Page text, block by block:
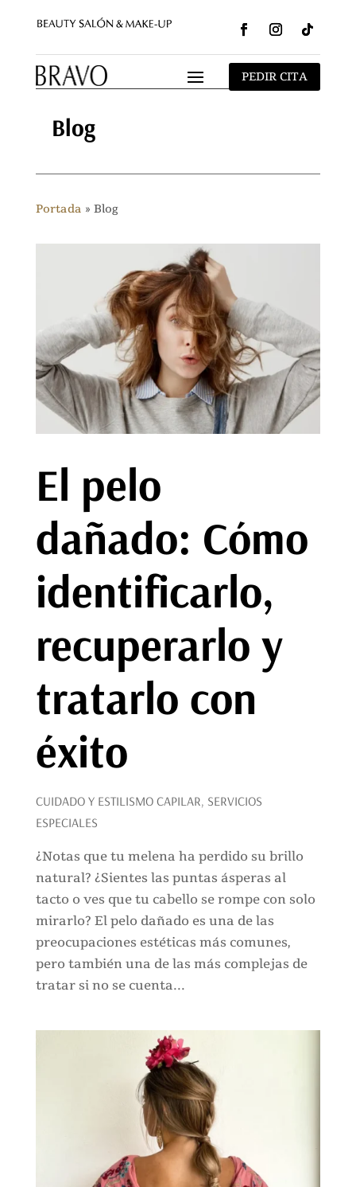
PEDIR CITA
Blog
Portada » Blog
El pelo
dañado: Cómo
identificarlo,
recuperarlo y
tratarlo con
éxito
CUIDADO Y ESTILISMO CAPILAR, SERVICIOS
ESPECIALES
¿Notas que tu melena ha perdido su brillo
natural? ¿Sientes las puntas ásperas al
tacto o ves que tu cabello se rompe con solo
mirarlo? El pelo dañado es una de las
preocupaciones estéticas más comunes,
pero también una de las más complejas de
tratar si no se cuenta...